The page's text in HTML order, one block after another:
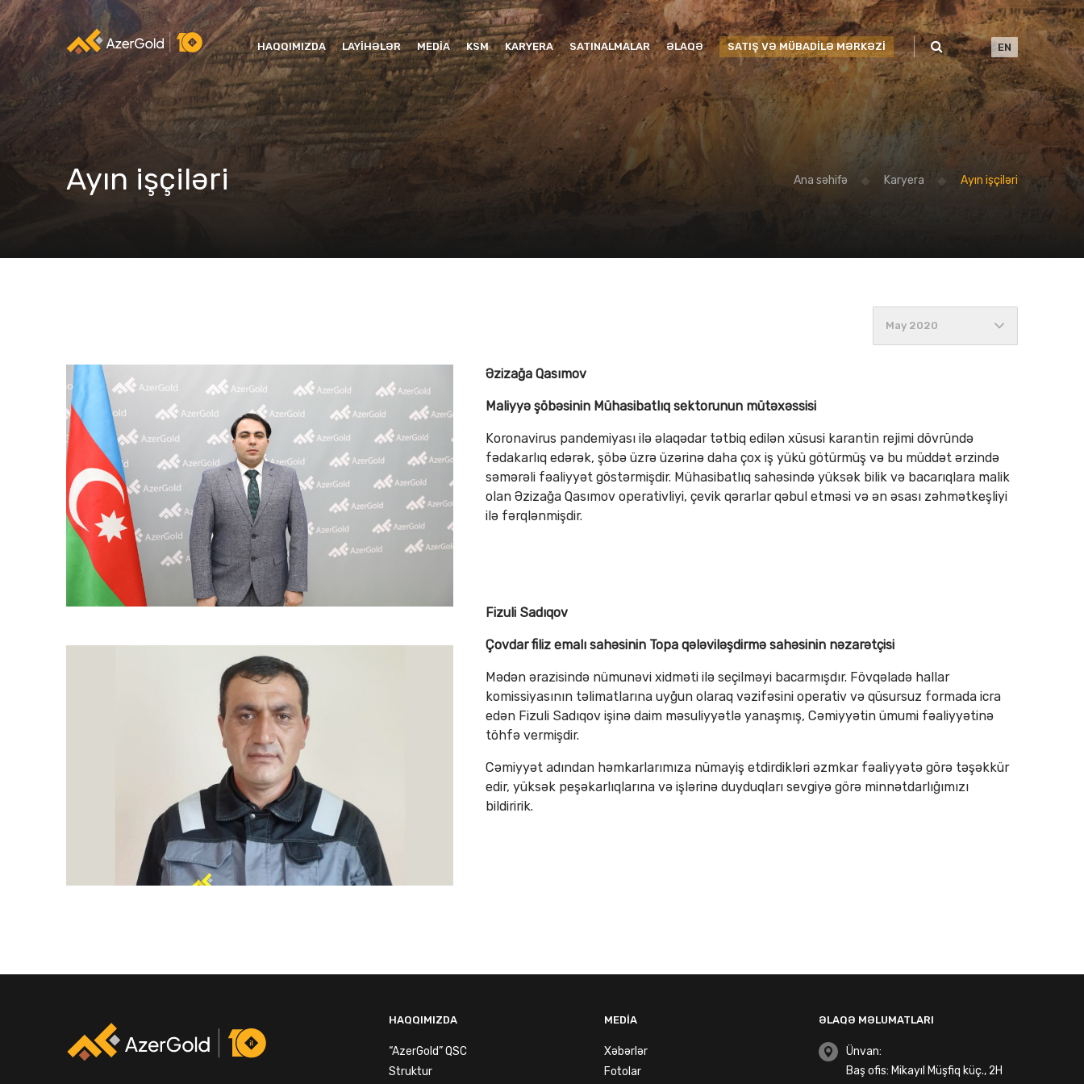
HAQQIMIZDA LAYIHƏLƏR MEDIA KSM KARYERA SATINALMALAR ƏLAQƏ SATIŞ VƏ MÜBADİLƏ MƏRKƏZİ EN
Ayın işçiləri Ana səhifə Karyera Ayın işçiləri
May 2020
Əzizağa Qasımov
Maliyyə şöbəsinin Mühasibatlıq sektorunun mütəxəssisi
Koronavirus pandemiyası ilə əlaqədar tətbiq edilən xüsusi karantin rejimi dövründə
fədakarlıq edərək, şöbə üzrə üzərinə daha çox iş yükü götürmüş və bu müddət ərzində
səmərəli fəaliyyət göstərmişdir. Mühasibatlıq sahəsində yüksək bilik və bacarıqlara malik
olan Əzizağa Qasımov operativliyi, çevik qərarlar qəbul etməsi və ən əsası zəhmətkeşliyi
ilə fərqlənmişdir.
Fizuli Sadıqov
Çovdar filiz emalı sahəsinin Topa qələviləşdirmə sahəsinin nəzarətçisi
Mədən ərazisində nümunəvi xidməti ilə seçilməyi bacarmışdır. Fövqəladə hallar
komissiyasının təlimatlarına uyğun olaraq vəzifəsini operativ və qüsursuz formada icra
edən Fizuli Sadıqov işinə daim məsuliyyətlə yanaşmış, Cəmiyyətin ümumi fəaliyyətinə
töhfə vermişdir.
Cəmiyyət adından həmkarlarımıza nümayiş etdirdikləri əzmkar fəaliyyətə görə təşəkkür
edir, yüksək peşəkarlıqlarına və işlərinə duyduqları sevgiyə görə minnətdarlığımızı
bildiririk.
HAQQIMIZDA
“AzerGold” QSC
Struktur
MEDIA
Xəbərlər
Fotolar
ƏLAQƏ MƏLUMATLARI
Ünvan:
Baş ofis: Mikayıl Müşfiq küç., 2H